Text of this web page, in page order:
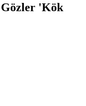
Gözler 'Kök